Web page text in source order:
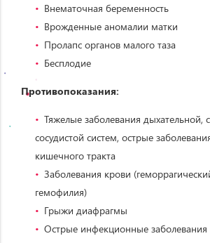
Внематочная беременность
Врожденные аномалии матки
Пролапс органов малого таза
Бесплодие
Противопоказания:
Тяжелые заболевания дыхательной,
сосудистой систем, острые
кишечного тракта
Заболевания крови
гемофилия)
Грыжи диафрагмы
Острые инфекционные заболевания